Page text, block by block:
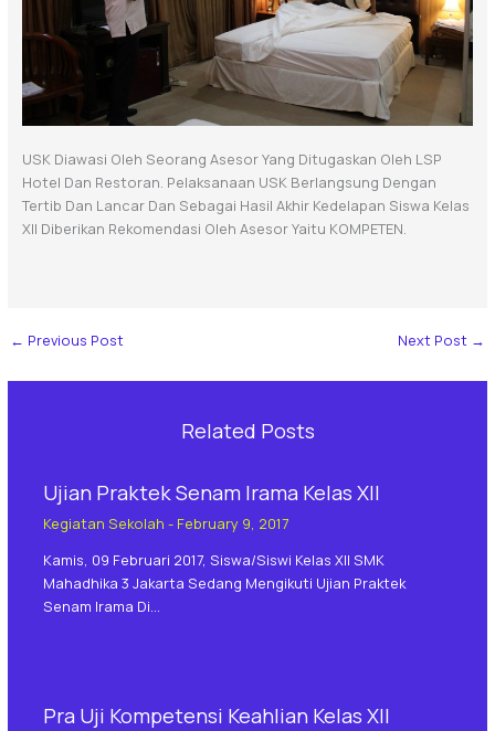
USK Diawasi Oleh Seorang Asesor Yang Ditugaskan Oleh LSP
Hotel Dan Restoran. Pelaksanaan USK Berlangsung Dengan
Tertib Dan Lancar Dan Sebagai Hasil Akhir Kedelapan Siswa Kelas
XII Diberikan Rekomendasi Oleh Asesor Yaitu KOMPETEN.
← Previous Post Next Post →
Related Posts
Ujian Praktek Senam Irama Kelas XII
Kegiatan Sekolah - February 9, 2017
Kamis, 09 Februari 2017, Siswa/siswi Kelas XII SMK
Mahadhika 3 Jakarta Sedang Mengikuti Ujian Praktek
Senam Irama Di…
Pra Uji Kompetensi Keahlian Kelas XII